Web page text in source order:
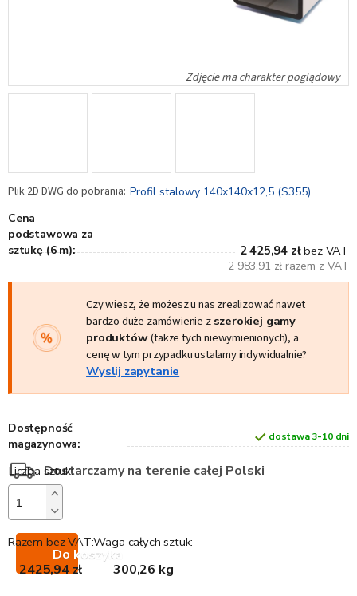
Profil stalowy 140x140x12,5 (S355)
Cena
podstawowa za
sztukę (6 m):
2 425,94 złbez VAT
2 983,91 zł razem z VAT
Czy wiesz, że możesz u nas zrealizować nawet
bardzo duże zamówienie z szerokiej gamy
produktów(także tych niewymienionych), a
cenę w tym przypadku ustalamy indywidualnie?
Wyslij zapytanie
Dostępność
magazynowa:
dostawa 3-10 dni
Dostarczamy na terenie całej Polski
Do koszyka
Waga całych sztuk:
300,26 kg
Razem bez VAT:
2425,94 zł